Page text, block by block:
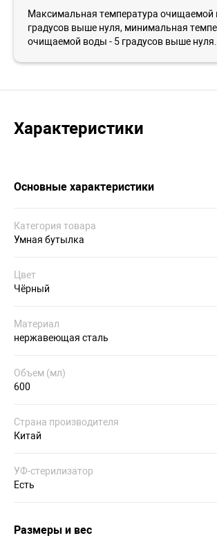
Максимальная температура очищаемой
градусов выше нуля, минимальная
очищаемой воды - 5 градусов выше нуля.
Характеристики
Основные характеристики
Категория товара
Умная бутылка
Цвет
Чёрный
Материал
нержавеющая сталь
Объем (мл)
600
Страна производителя
Китай
УФ-стерилизатор
Есть
Размеры и вес